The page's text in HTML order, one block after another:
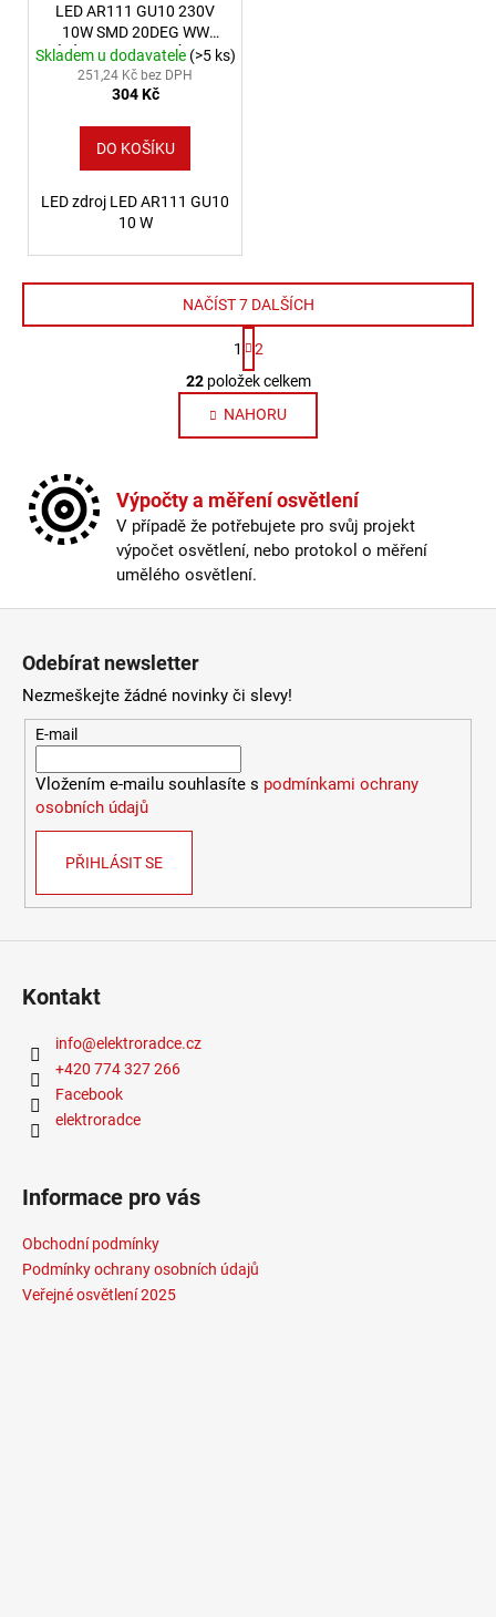
LED AR111 GU10 230V
10W SMD 20DEG WW
BÍLÉ SPEKTRUM ZÁRUKA
5 LET
Skladem u dodavatele (>5 ks)
251,24 Kč bez DPH
304 Kč
DO KOŠÍKU
LED zdroj LED AR111 GU10
10 W
Ovládací prvky výpisu
NAČÍST 7 DALŠÍCH
Stránkování
1
2
22položek celkem
NAHORU
Výpočty a měření osvětlení
V případě že potřebujete pro svůj projekt
výpočet osvětlení, nebo protokol o měření
umělého osvětlení.
Odebírat newsletter
Nezmeškejte žádné novinky či slevy!
E-mail
Vložením e-mailu souhlasíte s podmínkami ochrany
osobních údajů
PŘIHLÁSIT SE
Kontakt
info@elektroradce.cz
+420 774 327 266
Facebook
elektroradce
Informace pro vás
Obchodní podmínky
Podmínky ochrany osobních údajů
Veřejné osvětlení 2025